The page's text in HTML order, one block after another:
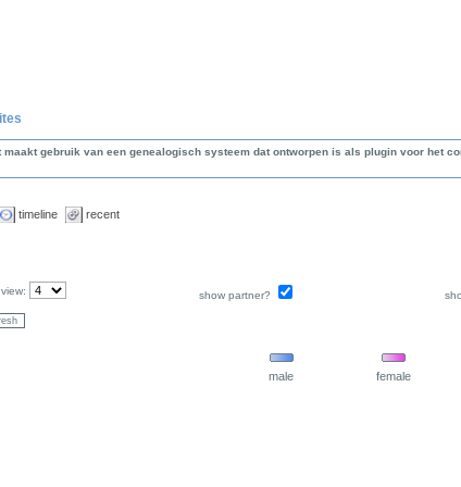
gebruik van een genealogisch systeem dat ontworpen is als plugin voor het
timeline recent
show partner?
male
female